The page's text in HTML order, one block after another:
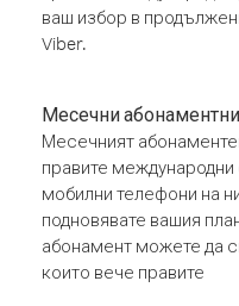
ваш избор в
Viber.
Месечни
Месечният
правите
мобилни телефони на
подновявате вашия
абонамент можете да
които вече правите